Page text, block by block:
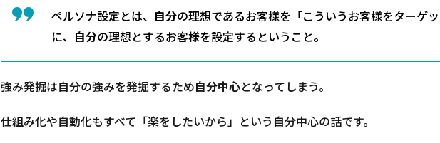
ペルソナ設定とは、 自分の理想であるお客様を「こういうお客様をターゲ
に、
自分の理想とするお客様を設定するということ。
強み発掘は自分の強みを発掘するため自分中心となってしまう。
仕組み化や自動化もすべて「楽をしたいから」という自分中心の話です。